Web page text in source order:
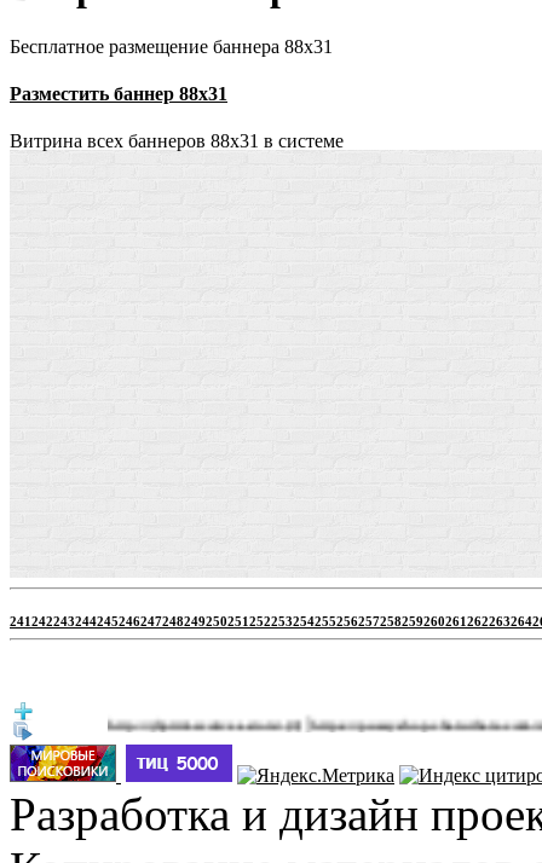
Бесплатное размещение баннера 88х31
Разместить баннер 88х31
Витрина всех баннеров 88x31 в системе
241242243244245246247248249250251252253254255256257258259260261262263264
http://jbprimecurves.store/(3)|https://pussyshop.chaturbate.com/male-
Разработка и дизайн